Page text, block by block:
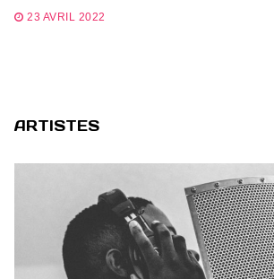
23 AVRIL 2022
ARTISTES